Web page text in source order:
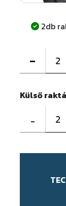
2db
–
Külső
- 2